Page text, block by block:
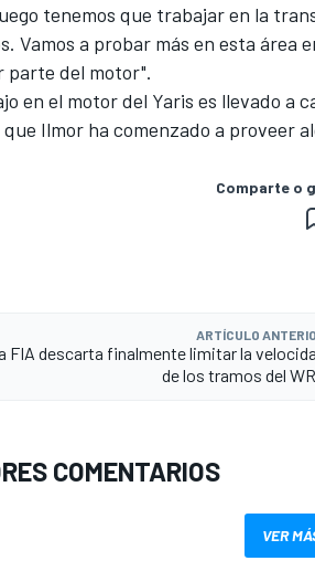
tenemos que trabajar en la
Vamos a probar más en esta área
parte del motor".
en el motor del Yaris es llevado a
Ilmor ha comenzado a proveer
Comparte o
ARTÍCULO
FIA descarta finalmente limitar la
de los tramos del
COMENTARIOS
VER